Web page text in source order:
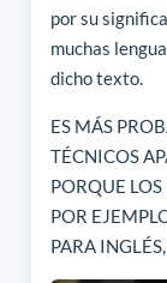
por su
muchas
dicho texto.
ES MÁS
TÉCNICOS
PORQUE
POR
PARA